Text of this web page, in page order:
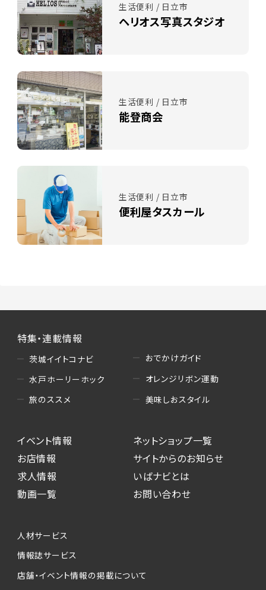
生活便利 / 日立市
ヘリオス写真スタジオ
生活便利 / 日立市
能登商会
生活便利 / 日立市
便利屋タスカール
特集・連載情報
茨城イイトコナビ
水戸ホーリーホック
旅のススメ
おでかけガイド
オレンジリボン運動
美味しおスタイル
イベント情報
お店情報
求人情報
動画一覧
ネットショップ一覧
サイトからのお知らせ
いばナビとは
お問い合わせ
人材サービス
情報誌サービス
店舗・イベント情報の掲載について